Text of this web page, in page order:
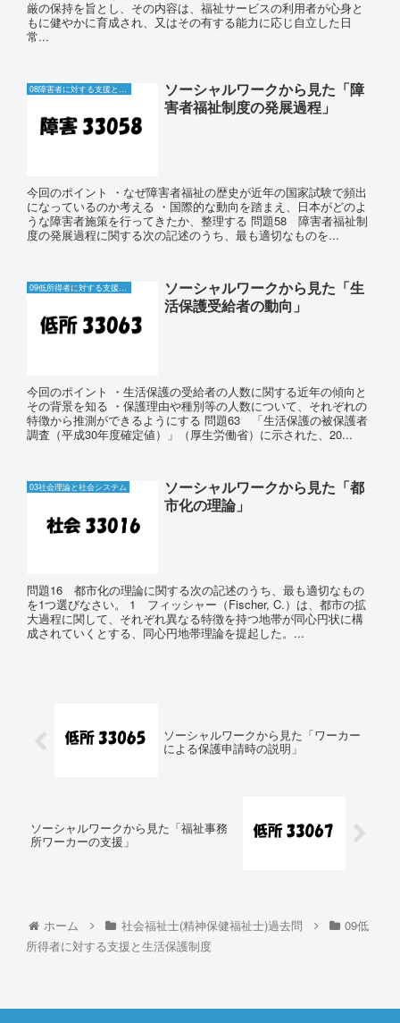
厳の保持を旨とし、その内容は、福祉サービスの利用者が心身と
もに健やかに育成され、又はその有する能力に応じ自立した日
常...
08障害者に対する支援と障害者自立支援制度
ソーシャルワークから見た「障
害者福祉制度の発展過程」
今回のポイント ・なぜ障害者福祉の歴史が近年の国家試験で頻出
になっているのか考える ・国際的な動向を踏まえ、日本がどのよ
うな障害者施策を行ってきたか、整理する 問題58 障害者福祉制
度の発展過程に関する次の記述のうち、最も適切なものを...
09低所得者に対する支援と生活保護制度
ソーシャルワークから見た「生
活保護受給者の動向」
今回のポイント ・生活保護の受給者の人数に関する近年の傾向と
その背景を知る ・保護理由や種別等の人数について、それぞれの
特徴から推測ができるようにする 問題63 「生活保護の被保護者
調査（平成30年度確定値）」（厚生労働省）に示された、20...
03社会理論と社会システム
ソーシャルワークから見た「都
市化の理論」
問題16 都市化の理論に関する次の記述のうち、最も適切なもの
を1つ選びなさい。 1 フィッシャー（Fischer, C.）は、都市の拡
大過程に関して、それぞれ異なる特徴を持つ地帯が同心円状に構
成されていくとする、同心円地帯理論を提起した。...
ソーシャルワークから見た「ワーカー
による保護申請時の説明」
ソーシャルワークから見た「福祉事務
所ワーカーの支援」
ホーム 社会福祉士(精神保健福祉士)過去問
09低
所得者に対する支援と生活保護制度